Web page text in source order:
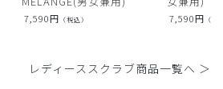
7,590円 （税込） 7,590円 （税
レディーススクラブ商品一覧へ ＞